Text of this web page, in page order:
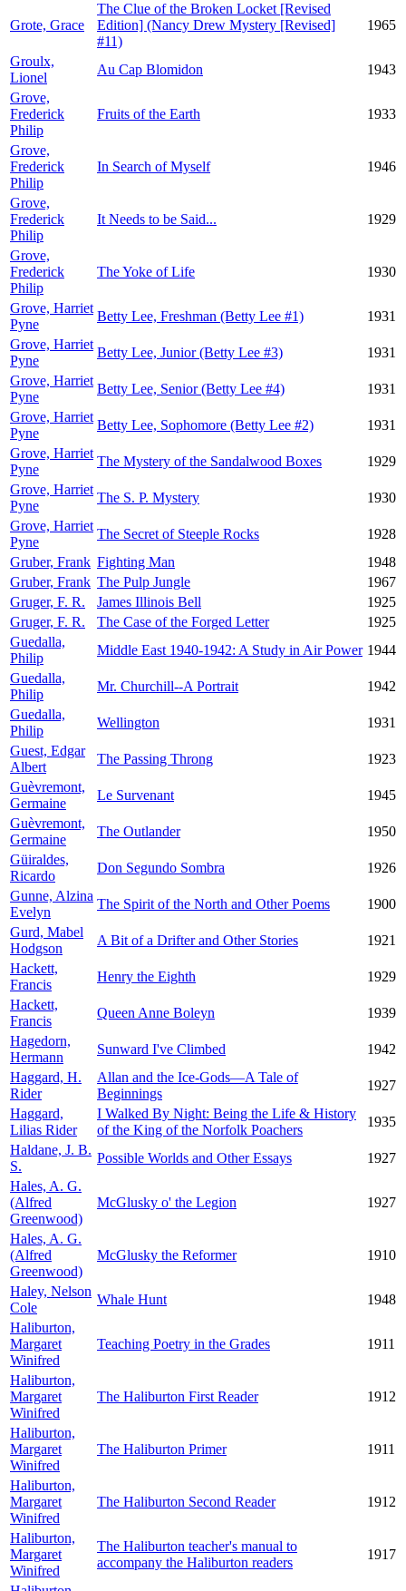
Grote, Grace
The Clue of the Broken Locket [Revised
Edition] (Nancy Drew Mystery [Revised]
#11)
1965
Groulx,
Lionel
Au Cap Blomidon
1943
Grove,
Frederick
Philip
Fruits of the Earth 1933
Grove,
Frederick
Philip
In Search of Myself 1946
Grove,
Frederick
Philip
It Needs to be Said... 1929
Grove,
Frederick
Philip
The Yoke of Life 1930
Grove, Harriet
Pyne
Betty Lee, Freshman (Betty Lee #1)
1931
Grove, Harriet
Pyne
Betty Lee, Junior (Betty Lee #3)
1931
Grove, Harriet
Pyne
Betty Lee, Senior (Betty Lee #4)
1931
Grove, Harriet
Pyne
Betty Lee, Sophomore (Betty Lee #2)
1931
Grove, Harriet
Pyne
The Mystery of the Sandalwood Boxes
1929
Grove, Harriet
Pyne
The S. P. Mystery
1930
Grove, Harriet
Pyne
The Secret of Steeple Rocks
1928
Gruber, Frank Fighting Man
1948
Gruber, Frank The Pulp Jungle
1967
Gruger, F. R.
James Illinois Bell
1925
Gruger, F. R.
The Case of the Forged Letter
1925
Guedalla,
Philip
Middle East 1940-1942: A Study in Air Power 1944
Guedalla,
Philip
Mr. Churchill--A Portrait
1942
Guedalla,
Philip
Wellington
1931
Guest, Edgar
Albert
The Passing Throng
1923
Guèvremont,
Germaine
Le Survenant
1945
Guèvremont,
Germaine
The Outlander
1950
Güiraldes,
Ricardo
Don Segundo Sombra
1926
Gunne, Alzina
Evelyn
The Spirit of the North and Other Poems
1900
Gurd, Mabel
Hodgson
A Bit of a Drifter and Other Stories
1921
Hackett,
Francis
Henry the Eighth
1929
Hackett,
Francis
Queen Anne Boleyn
1939
Hagedorn,
Hermann
Sunward I've Climbed
1942
Haggard, H.
Rider
Allan and the Ice-Gods—A Tale of
Beginnings
1927
Haggard,
Lilias Rider
I Walked By Night: Being the Life & History
of the King of the Norfolk Poachers
1935
Haldane, J. B.
S.
Possible Worlds and Other Essays
1927
Hales, A. G.
(Alfred
Greenwood)
McGlusky o' the Legion 1927
Hales, A. G.
(Alfred
Greenwood)
McGlusky the Reformer 1910
Haley, Nelson
Cole
Whale Hunt
1948
Haliburton,
Margaret
Winifred
Teaching Poetry in the Grades 1911
Haliburton,
Margaret
Winifred
The Haliburton First Reader 1912
Haliburton,
Margaret
Winifred
The Haliburton Primer 1911
Haliburton,
Margaret
Winifred
The Haliburton Second Reader 1912
Haliburton,
Margaret
Winifred
The Haliburton teacher's manual to
accompany the Haliburton readers
1917